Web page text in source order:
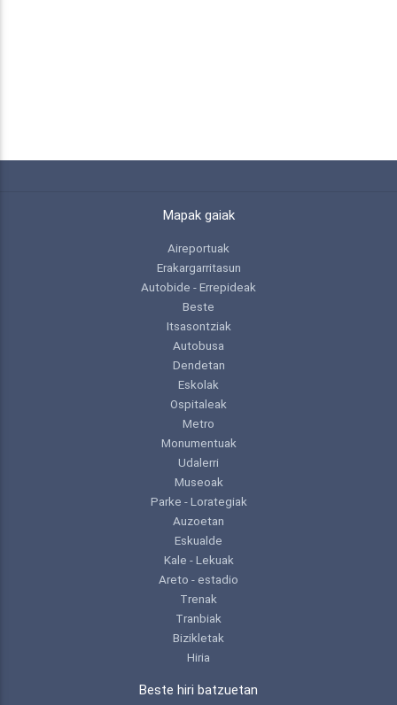
Mapak gaiak
Aireportuak
Erakargarritasun
Autobide - Errepideak
Beste
Itsasontziak
Autobusa
Dendetan
Eskolak
Ospitaleak
Metro
Monumentuak
Udalerri
Museoak
Parke - Lorategiak
Auzoetan
Eskualde
Kale - Lekuak
Areto - estadio
Trenak
Tranbiak
Bizikletak
Hiria
Beste hiri batzuetan